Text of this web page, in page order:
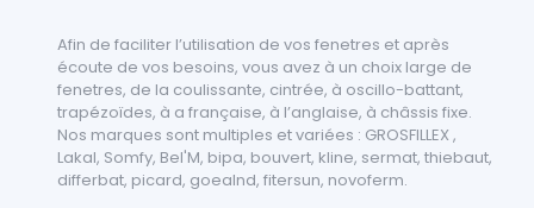
Afin de faciliter l’utilisation de vos fenetres et après
écoute de vos besoins, vous avez à un choix large de
fenetres, de la coulissante, cintrée, à oscillo-battant,
trapézoïdes, à a française, à l’anglaise, à châssis fixe.
Nos marques sont multiples et variées : GROSFILLEX ,
Lakal, Somfy, Bel'M, bipa, bouvert, kline, sermat, thiebaut,
differbat, picard, goealnd, fitersun, novoferm.